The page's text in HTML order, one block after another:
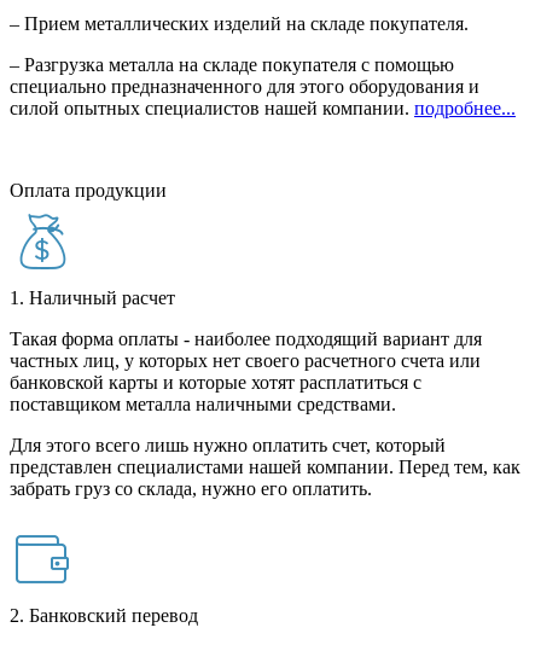
– Прием металлических изделий на складе покупателя.
– Разгрузка металла на складе покупателя с помощью
специально предназначенного для этого оборудования и
силой опытных специалистов нашей компании. подробнее...
Оплата продукции
1. Наличный расчет
Такая форма оплаты - наиболее подходящий вариант для
частных лиц, у которых нет своего расчетного счета или
банковской карты и которые хотят расплатиться с
поставщиком металла наличными средствами.
Для этого всего лишь нужно оплатить счет, который
представлен специалистами нашей компании. Перед тем, как
забрать груз со склада, нужно его оплатить.
2. Банковский перевод